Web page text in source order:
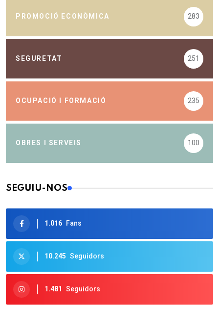
PROMOCIÓ ECONÒMICA 283
SEGURETAT 251
OCUPACIÓ I FORMACIÓ 235
OBRES I SERVEIS 100
SEGUIU-NOS
1.016 Fans
10.245 Seguidors
1.481 Seguidors